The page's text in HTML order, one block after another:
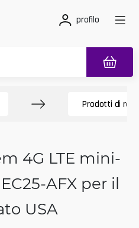
profilo
Prodotti di
4G LTE mini-
AFX per il
USA